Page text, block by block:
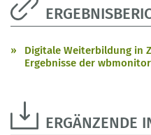
Digitale Weiterbildung in
Ergebnisse der
ERGÄNZENDE